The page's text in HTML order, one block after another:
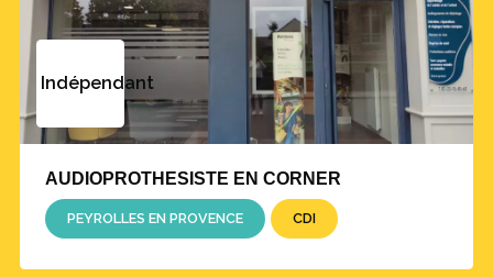
Indépendant
AUDIOPROTHESISTE EN CORNER
PEYROLLES EN PROVENCE CDI